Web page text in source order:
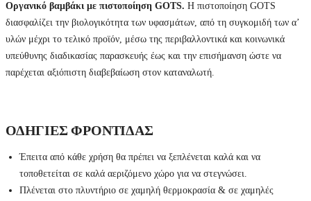
Οργανικό βαμβάκι με πιστοποίηση GOTS. Η πιστοποίηση GOTS
διασφαλίζει την βιολογικότητα των υφασμάτων, από τη συγκομιδή των α’
υλών μέχρι το τελικό προϊόν, μέσω της περιβαλλοντικά και κοινωνικά
υπεύθυνης διαδικασίας παρασκευής έως και την επισήμανση ώστε να
παρέχεται αξιόπιστη διαβεβαίωση στον καταναλωτή.
ΟΔΗΓΙΕΣ ΦΡΟΝΤΙΔΑΣ
Έπειτα από κάθε χρήση θα πρέπει να ξεπλένεται καλά και να
τοποθετείται σε καλά αεριζόμενο χώρο για να στεγνώσει.
Πλένεται στο πλυντήριο σε χαμηλή θερμοκρασία & σε χαμηλές